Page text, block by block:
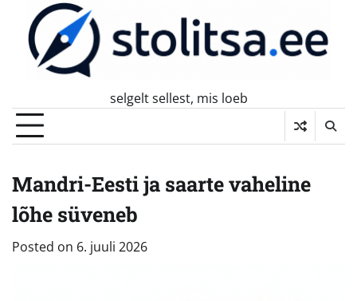
content
selgelt sellest, mis loeb
Mandri-Eesti ja saarte vaheline
lõhe süveneb
Posted on 6. juuli 2026